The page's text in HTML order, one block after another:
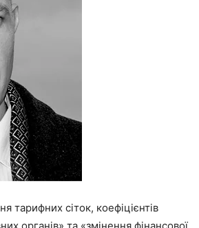
тарифних сіток, коефіцієнтів